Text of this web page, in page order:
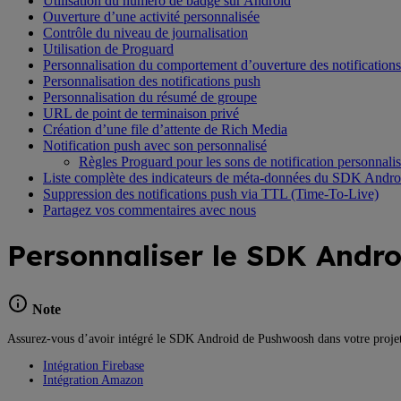
Ouverture d’une activité personnalisée
Contrôle du niveau de journalisation
Utilisation de Proguard
Personnalisation du comportement d’ouverture des notifications
Personnalisation des notifications push
Personnalisation du résumé de groupe
URL de point de terminaison privé
Création d’une file d’attente de Rich Media
Notification push avec son personnalisé
Règles Proguard pour les sons de notification
Liste complète des indicateurs de méta-données du SDK
Suppression des notifications push via TTL (Time-To-Live)
Partagez vos commentaires avec nous
Personnaliser le SDK
Note
Assurez-vous d’avoir intégré le SDK Android de Pushwoosh dans votre
Intégration Firebase
Intégration Amazon